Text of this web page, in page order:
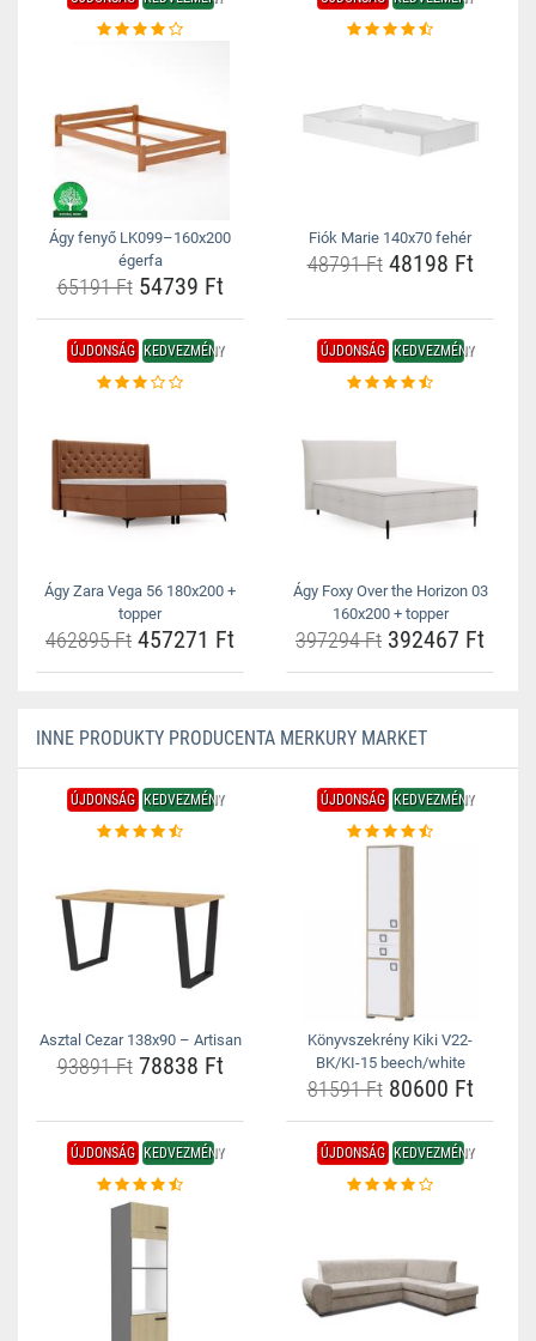
Ágy fenyő LK099–160x200
égerfa
65191 Ft54739 Ft
Fiók Marie 140x70 fehér
48791 Ft48198 Ft
ÚJDONSÁG KEDVEZMÉNY
Ágy Zara Vega 56 180x200 +
topper
462895 Ft 457271 Ft
ÚJDONSÁG KEDVEZMÉNY
Ágy Foxy Over the Horizon 03
160x200 + topper
397294 Ft 392467 Ft
INNE PRODUKTY PRODUCENTA MERKURY MARKET
ÚJDONSÁG KEDVEZMÉNY
Asztal Cezar 138x90 – Artisan
93891 Ft78838 Ft
ÚJDONSÁG KEDVEZMÉNY
Könyvszekrény Kiki V22-
BK/KI-15 beech/white
81591 Ft80600 Ft
ÚJDONSÁG KEDVEZMÉNY ÚJDONSÁG KEDVEZMÉNY